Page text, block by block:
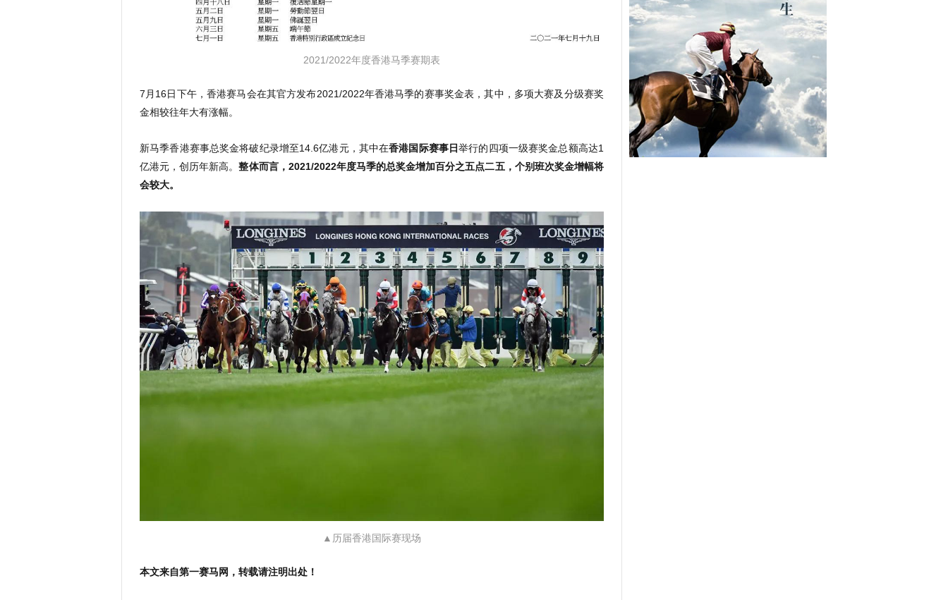
2021/2022年度香港马季赛期表
7月16日下午，香港赛马会在其官方发布2021/2022年香港马季的赛事奖金表，其中，多项大赛及分级赛奖
金相较往年大有涨幅。
新马季香港赛事总奖金将破纪录增至14.6亿港元，其中在香港国际赛事日举行的四项一级赛奖金总额高达1
亿港元，创历年新高。整体而言，2021/2022年度马季的总奖金增加百分之五点二五，个别班次奖金增幅将
会较大。
▲历届香港国际赛现场
本文来自第一赛马网，转载请注明出处！